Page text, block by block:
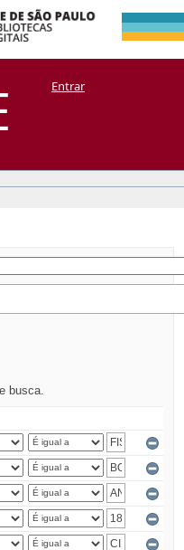
+ CoriscoEntrar
busca.